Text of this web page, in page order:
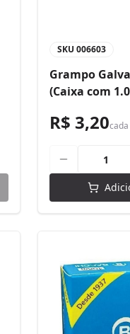
SKU 006603
Grampo
(Caixa com
R$ 3,20cada